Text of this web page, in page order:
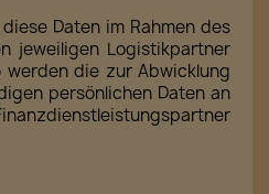
Daten im Rahmen des
jeweiligen Logistikpartner
werden die zur Abwicklung
persönlichen Daten an